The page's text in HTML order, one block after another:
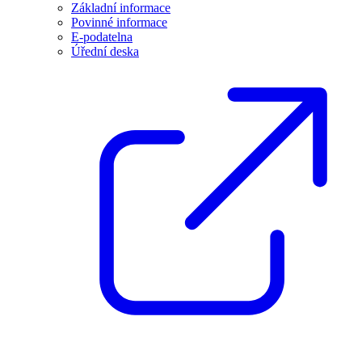
Základní informace
Povinné informace
E-podatelna
Úřední deska